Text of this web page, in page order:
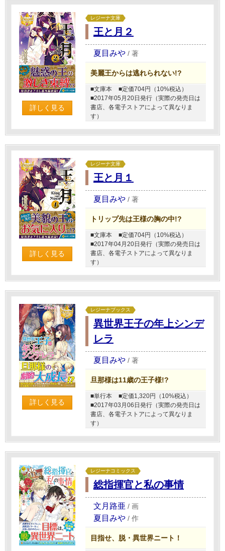
詳しく見る
レジーナ文庫
王と月２
夏目みや / 著
美麗王からは逃れられない!?
■文庫本
■定価704円（10%税込）
■2017年05月20日発行（実際の発売日は
書店、各電子ストアによって異なりま
す）
詳しく見る
レジーナ文庫
王と月１
夏目みや / 著
トリップ先は王様の胸の中!?
■文庫本
■定価704円（10%税込）
■2017年04月20日発行（実際の発売日は
書店、各電子ストアによって異なりま
す）
詳しく見る
レジーナブックス
異世界王子の年上シンデ
レラ
夏目みや / 著
旦那様は11歳の王子様!?
■単行本
■定価1,320円（10%税込）
■2017年03月06日発行（実際の発売日は
書店、各電子ストアによって異なりま
す）
レジーナコミックス
総指揮官と私の事情
文月路亜 / 画
夏目みや / 作
目指せ、脱・異世界ニート！